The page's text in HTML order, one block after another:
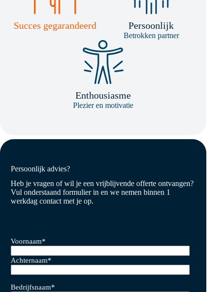
Succes gegarandeerd Persoonlijk
Betrokken partner
Enthousiasme
Plezier en motivatie
Persoonlijk advies?
Heb je vragen of wil je een vrijblijvende offerte ontvangen?
Vul onderstaand formulier in en we nemen binnen 1
werkdag contact met je op.
Voornaam*
Achternaam*
Bedrijfsnaam*